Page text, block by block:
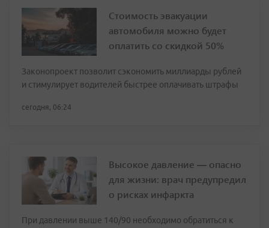
Стоимость эвакуации
автомобиля можно будет
оплатить со скидкой 50%
Законопроект позволит сэкономить миллиарды рублей
и стимулирует водителей быстрее оплачивать штрафы
сегодня, 06:24
Высокое давление — опасно
для жизни: врач предупредил
о рисках инфаркта
При давлении выше 140/90 необходимо обратиться к